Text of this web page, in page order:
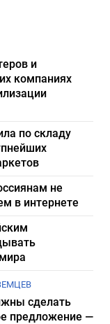
и
компаниях
по складу
не
в интернете
сделать
предложение —